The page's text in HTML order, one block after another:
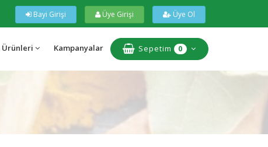
Bayi Girişi Üye Girişi Üye Ol
Ürünleri Kampanyalar Sepetim 0